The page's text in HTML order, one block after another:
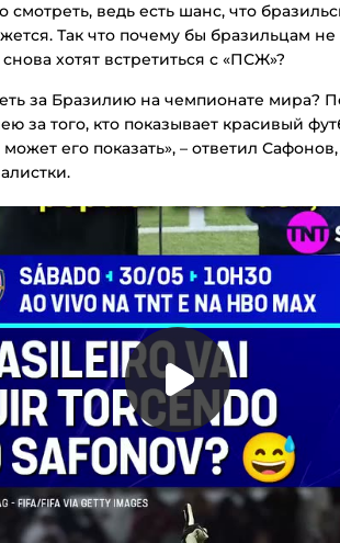
смотреть, ведь есть шанс, что
Так что почему бы бразильцам не
хотят встретиться с «ПСЖ»?
за Бразилию на чемпионате мира?
за того, кто показывает красивый
его показать», – ответил